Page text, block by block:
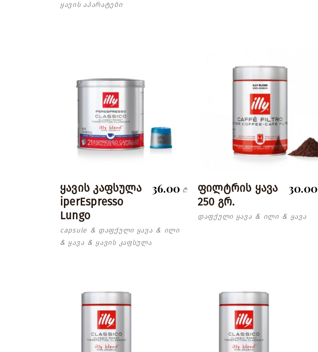
ყავის აპარატები
ყავის კაფსულა
iperEspresso
Lungo
36.00 ₾
capsule & დაფქული ყავა & ილი
& ყავა & ყავის კაფსულა
ფილტრის ყავა
250 გრ.
30.00
დაფქული ყავა & ილი & ყავა